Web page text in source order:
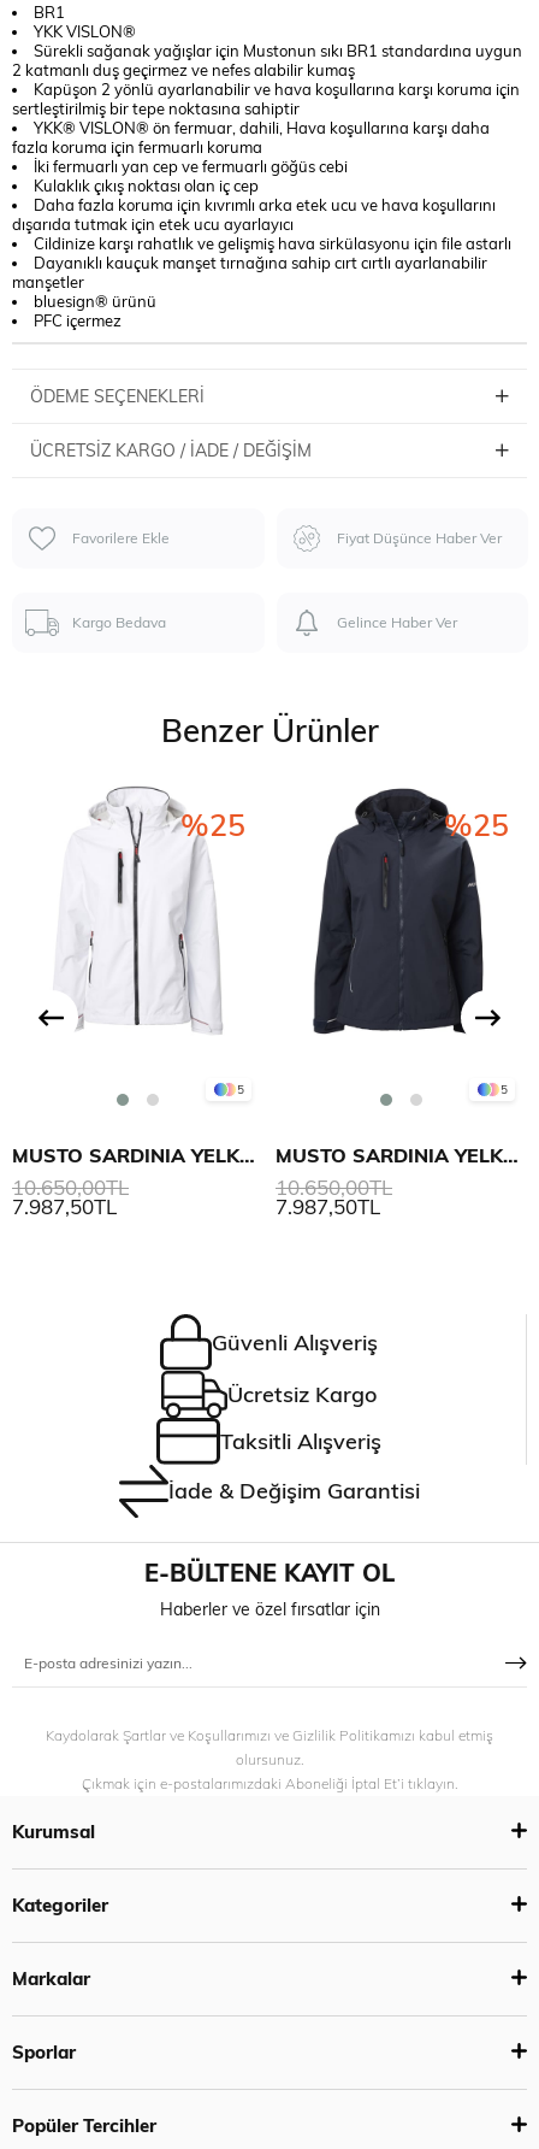
BR1
YKK VISLON®
Sürekli sağanak yağışlar için Mustonun sıkı BR1 standardına uygun
2 katmanlı duş geçirmez ve nefes alabilir kumaş
Kapüşon 2 yönlü ayarlanabilir ve hava koşullarına karşı koruma için
sertleştirilmiş bir tepe noktasına sahiptir
YKK® VISLON® ön fermuar, dahili, Hava koşullarına karşı daha
fazla koruma için fermuarlı koruma
İki fermuarlı yan cep ve fermuarlı göğüs cebi
Kulaklık çıkış noktası olan iç cep
Daha fazla koruma için kıvrımlı arka etek ucu ve hava koşullarını
dışarıda tutmak için etek ucu ayarlayıcı
Cildinize karşı rahatlık ve gelişmiş hava sirkülasyonu için file astarlı
Dayanıklı kauçuk manşet tırnağına sahip cırt cırtlı ayarlanabilir
manşetler
bluesign® ürünü
PFC içermez
ÖDEME SEÇENEKLERI
ÜCRETSIZ KARGO / İADE / DEĞIŞIM
Favorilere Ekle Fiyat Düşünce Haber Ver
Kargo Bedava Gelince Haber Ver
Benzer Ürünler
5
MUSTO SARDINIA YELKEN MONT 2.0 KADIN
7.987,50TL
10.650,00TL
%25
5
MUSTO SARDINIA YELKEN MONT 2.0 KADIN
7.987,50TL
10.650,00TL
%25
Güvenli Alışveriş
Ücretsiz Kargo
Taksitli Alışveriş
İade & Değişim Garantisi
E-BÜLTENE KAYIT OL
Haberler ve özel fırsatlar için
Kaydolarak Şartlar ve Koşullarımızı ve Gizlilik Politikamızı kabul etmiş
olursunuz.
Çıkmak için e-postalarımızdaki Aboneliği İptal Et’i tıklayın.
Kurumsal
Kategoriler
Markalar
Sporlar
Popüler Tercihler